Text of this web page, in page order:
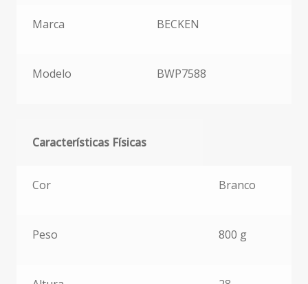
Marca BECKEN
Modelo BWP7588
Características Físicas
Cor Branco
Peso 800 g